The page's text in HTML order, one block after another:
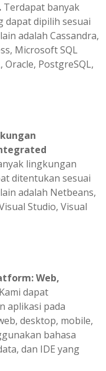
Terdapat banyak
dapat dipilih sesuai
adalah Cassandra,
Microsoft SQL
Oracle, PostgreSQL,
lingkungan
ditentukan sesuai
adalah Netbeans,
Studio, Visual
Web,
Kami dapat
aplikasi pada
desktop, mobile,
bahasa
dan IDE yang